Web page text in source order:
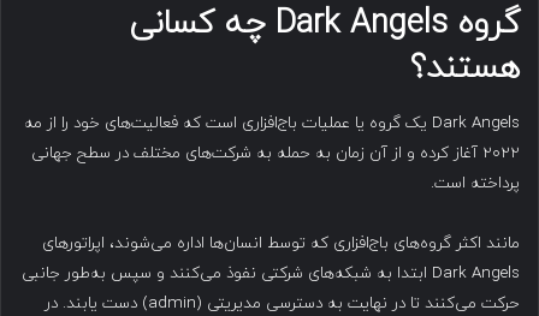
گروه
چه کسانی
هستند؟
Dark Angels یک گروه یا عملیات باج‌افزاری است که فعالیت‌های خود را از مه
۲۰۲۲ آغاز کرده و از آن زمان به حمله به شرکت‌های مختلف در سطح جهانی
پرداخته است.
مانند اکثر گروه‌های باج‌افزاری که توسط انسان‌ها اداره می‌شوند، اپراتورهای
Dark Angels ابتدا به شبکه‌های شرکتی نفوذ می‌کنند و سپس به‌طور جانبی
حرکت می‌کنند تا در نهایت به دسترسی مدیریتی (admin) دست یابند. در